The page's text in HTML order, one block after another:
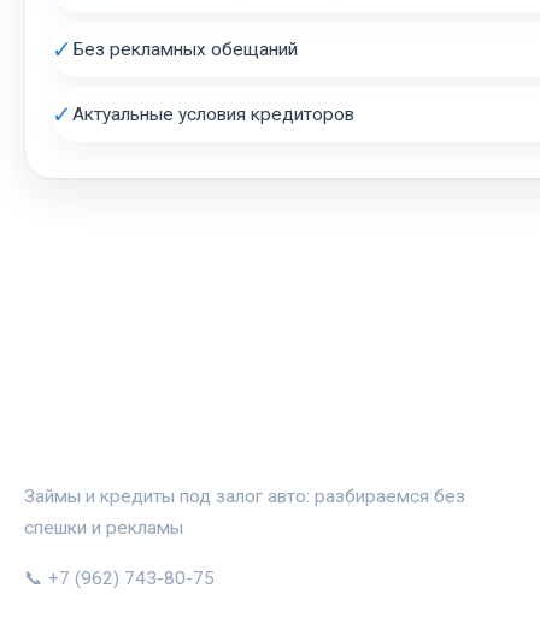
✓ Без рекламных обещаний
✓Актуальные условия кредиторов
Займы и кредиты под залог авто: разбираемся без
спешки и рекламы
📞 +7 (962) 743-80-75